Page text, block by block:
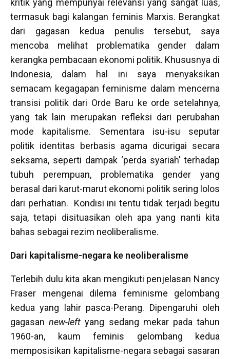
kritik yang mempunyai relevansi yang sangat luas,
termasuk bagi kalangan feminis Marxis. Berangkat
dari gagasan kedua penulis tersebut, saya
mencoba melihat problematika gender dalam
kerangka pembacaan ekonomi politik. Khususnya di
Indonesia, dalam hal ini saya menyaksikan
semacam kegagapan feminisme dalam mencerna
transisi politik dari Orde Baru ke orde setelahnya,
yang tak lain merupakan refleksi dari perubahan
mode kapitalisme. Sementara isu-isu seputar
politik identitas berbasis agama dicurigai secara
seksama, seperti dampak ‘perda syariah’ terhadap
tubuh perempuan, problematika gender yang
berasal dari karut-marut ekonomi politik sering lolos
dari perhatian. Kondisi ini tentu tidak terjadi begitu
saja, tetapi disituasikan oleh apa yang nanti kita
bahas sebagai rezim neoliberalisme.
Dari kapitalisme-negara ke neoliberalisme
Terlebih dulu kita akan mengikuti penjelasan Nancy
Fraser mengenai dilema feminisme gelombang
kedua yang lahir pasca-Perang. Dipengaruhi oleh
gagasannew-left yang sedang mekar pada tahun
1960-an, kaum feminis gelombang kedua
memposisikan kapitalisme-negara sebagai sasaran